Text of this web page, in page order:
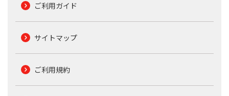
ご利用ガイド
サイトマップ
ご利用規約